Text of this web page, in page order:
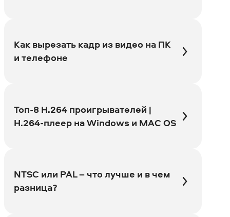
Как вырезать кадр из видео на ПК
и телефоне
Топ-8 H.264 проигрывателей |
H.264-плеер на Windows и MAC OS
NTSC или PAL – что лучше и в чем
разница?